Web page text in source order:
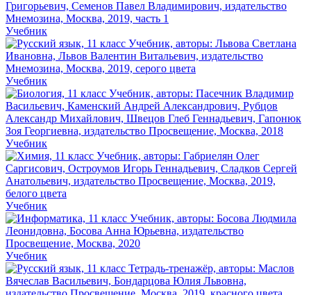
Учебник
Учебник
Учебник
Учебник
Учебник